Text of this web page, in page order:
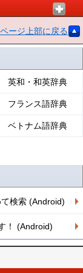
ページ上部に戻る
英和・和英辞典
フランス語辞典
ベトナム語辞典
検索 (Android)
！ (Android)